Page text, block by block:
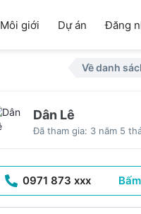
Môi giới Dự án Đăng
Về danh
Dân Lê
Đã tham gia: 3 năm 5
0971 873 xxx